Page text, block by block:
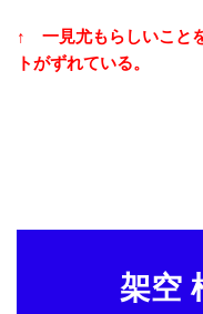
↑ 一見尤もらしいこと
トがずれている。
架空